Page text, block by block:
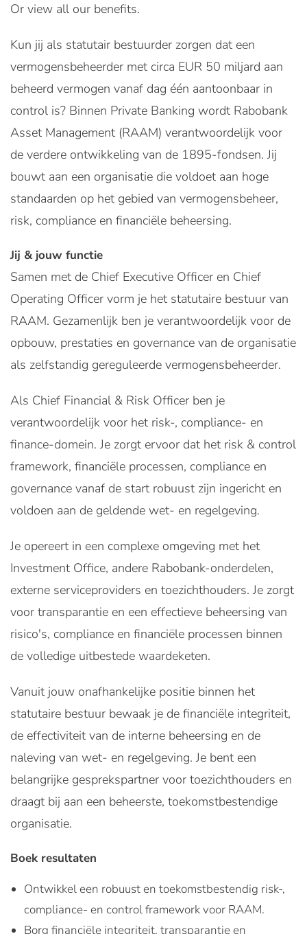
Or view all our benefits.
Kun jij als statutair bestuurder zorgen dat een
vermogensbeheerder met circa EUR 50 miljard aan
beheerd vermogen vanaf dag één aantoonbaar in
control is? Binnen Private Banking wordt Rabobank
Asset Management (RAAM) verantwoordelijk voor
de verdere ontwikkeling van de 1895-fondsen. Jij
bouwt aan een organisatie die voldoet aan hoge
standaarden op het gebied van vermogensbeheer,
risk, compliance en financiële beheersing.
Jij & jouw functie
Samen met de Chief Executive Officer en Chief
Operating Officer vorm je het statutaire bestuur van
RAAM. Gezamenlijk ben je verantwoordelijk voor de
opbouw, prestaties en governance van de organisatie
als zelfstandig gereguleerde vermogensbeheerder.
Als Chief Financial & Risk Officer ben je
verantwoordelijk voor het risk-, compliance- en
finance-domein. Je zorgt ervoor dat het risk & control
framework, financiële processen, compliance en
governance vanaf de start robuust zijn ingericht en
voldoen aan de geldende wet- en regelgeving.
Je opereert in een complexe omgeving met het
Investment Office, andere Rabobank-onderdelen,
externe serviceproviders en toezichthouders. Je zorgt
voor transparantie en een effectieve beheersing van
risico's, compliance en financiële processen binnen
de volledige uitbestede waardeketen.
Vanuit jouw onafhankelijke positie binnen het
statutaire bestuur bewaak je de financiële integriteit,
de effectiviteit van de interne beheersing en de
naleving van wet- en regelgeving. Je bent een
belangrijke gesprekspartner voor toezichthouders en
draagt bij aan een beheerste, toekomstbestendige
organisatie.
Boek resultaten
Ontwikkel een robuust en toekomstbestendig risk-,
compliance- en control framework voor RAAM.
Borg financiële integriteit, transparantie en